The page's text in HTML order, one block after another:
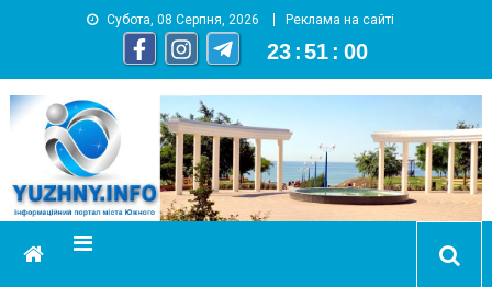
Субота, 08 Серпня, 2026 Реклама на сайті
23 :51 : 00
YUZHNY.INFO
информационный портал города Южный